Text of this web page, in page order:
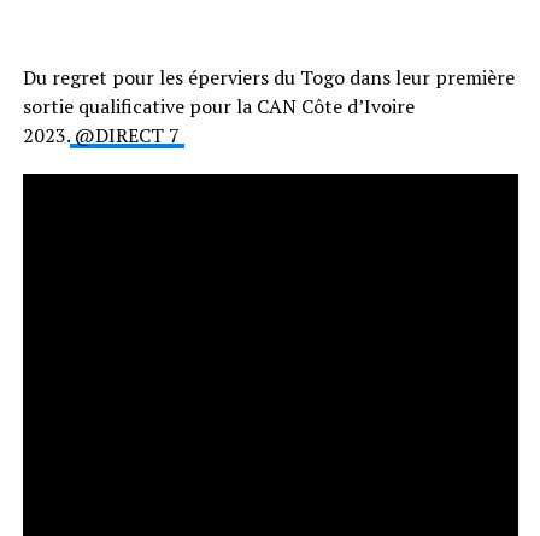
Du regret pour les éperviers du Togo dans leur première
sortie qualificative pour la CAN Côte d’Ivoire
2023.@DIRECT 7